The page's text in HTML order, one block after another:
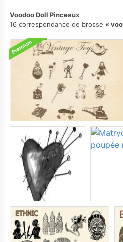
Voodoo Doll Pinceaux
16 correspondance de brosse